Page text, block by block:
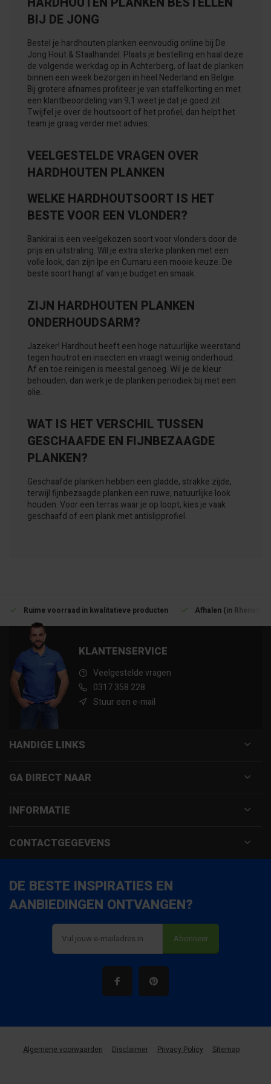
BIJ DE JONG
Bestel je hardhouten planken eenvoudig online bij De
Jong Hout & Staalhandel. Plaats je bestelling en haal deze
de volgende werkdag op in Achterberg, of laat de planken
binnen een week bezorgen in heel Nederland en Belgie.
Bij grotere afnames profiteer je van staffelkorting en met
een klantbeoordeling van 9,1 weet je dat je goed zit.
Twijfel je over de houtsoort of het profiel, dan helpt het
team je graag verder met advies.
VEELGESTELDE VRAGEN OVER
HARDHOUTEN PLANKEN
WELKE HARDHOUTSOORT IS HET
BESTE VOOR EEN VLONDER?
Bankirai is een veelgekozen soort voor vlonders door de
prijs en uitstraling. Wil je extra sterke planken met een
volle look, dan zijn Ipe en Cumaru een mooie keuze. De
beste soort hangt af van je budget en smaak.
ZIJN HARDHOUTEN PLANKEN
ONDERHOUDSARM?
Jazeker! Hardhout heeft een hoge natuurlijke weerstand
tegen houtrot en insecten en vraagt weinig onderhoud.
Af en toe reinigen is meestal genoeg. Wil je de kleur
behouden, dan werk je de planken periodiek bij met een
olie.
WAT IS HET VERSCHIL TUSSEN
GESCHAAFDE EN FIJNBEZAAGDE
PLANKEN?
Geschaafde planken hebben een gladde, strakke zijde,
terwijl fijnbezaagde planken een ruwe, natuurlijke look
houden. Voor een terras waar je op loopt, kies je vaak
geschaafd of een plank met antislipprofiel.
Ruime voorraad in kwalitatieve producten Afhalen (in Rhenen)
KLANTENSERVICE
Veelgestelde vragen
0317 358 228
Stuur een e-mail
HANDIGE LINKS
GA DIRECT NAAR
INFORMATIE
CONTACTGEGEVENS
DE BESTE INSPIRATIES EN
AANBIEDINGEN ONTVANGEN?
Abonneer
Algemene voorwaarden Disclaimer Privacy Policy Sitemap